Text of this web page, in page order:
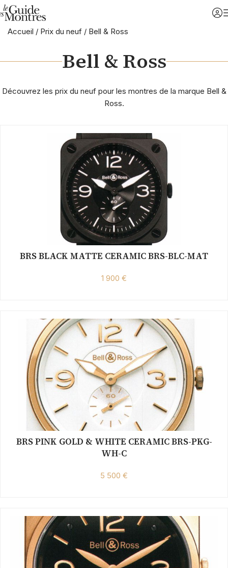
Accueil / Prix du neuf / Bell & Ross
Bell & Ross
Découvrez les prix du neuf pour les montres de la marque Bell &
Ross.
BRS BLACK MATTE CERAMIC BRS-BLC-MAT
1 900 €
BRS PINK GOLD & WHITE CERAMIC BRS-PKG-
WH-C
5 500 €